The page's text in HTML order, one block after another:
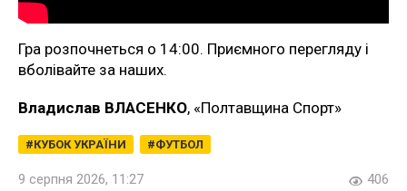
Гра розпочнеться о 14:00. Приємного перегляду і
вболівайте за наших.
Владислав ВЛАСЕНКО, «Полтавщина Спорт»
КУБОК УКРАЇНИ ФУТБОЛ
9 серпня 2026, 11:27 406